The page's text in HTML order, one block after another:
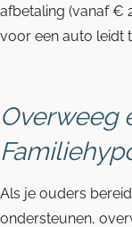
afbetaling (vanaf €
voor een auto leidt
Overweeg
Als je ouders
ondersteunen,